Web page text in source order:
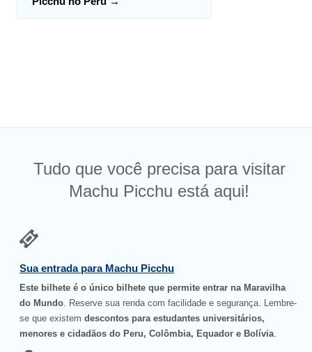
Tudo que você precisa para visitar
Machu Picchu está aqui!
Sua entrada para Machu Picchu
Este bilhete é o único bilhete que permite entrar na Maravilha
do Mundo. Reserve sua renda com facilidade e segurança. Lembre-
se que existemdescontos para estudantes universitários,
menores e cidadãos do Peru, Colômbia, Equador e Bolívia.